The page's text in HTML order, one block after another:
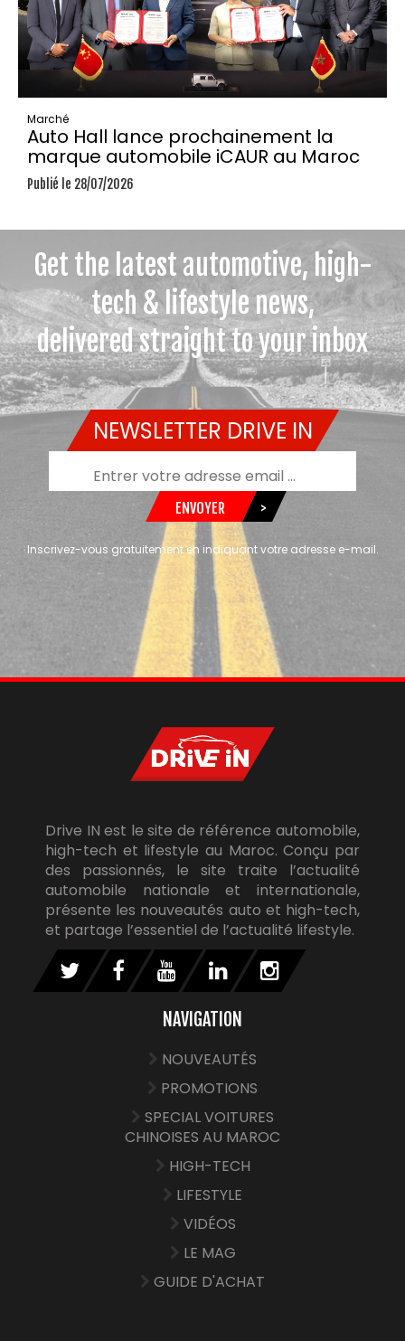
Marché
Auto Hall lance prochainement la
marque automobile iCAUR au Maroc
Publié le 28/07/2026
Get the latest automotive, high-
tech & lifestyle news,
delivered straight to your inbox
NEWSLETTER DRIVE IN
ENVOYER >
Inscrivez-vous gratuitement en indiquant votre adresse e-mail.
Drive IN est le site de référence automobile,
high-tech et lifestyle au Maroc. Conçu par
des passionnés, le site traite l’actualité
automobile nationale et internationale,
présente les nouveautés auto et high-tech,
et partage l’essentiel de l’actualité lifestyle.
NAVIGATION
NOUVEAUTÉS
PROMOTIONS
SPECIAL VOITURES
CHINOISES AU MAROC
HIGH-TECH
LIFESTYLE
VIDÉOS
LE MAG
GUIDE D'ACHAT